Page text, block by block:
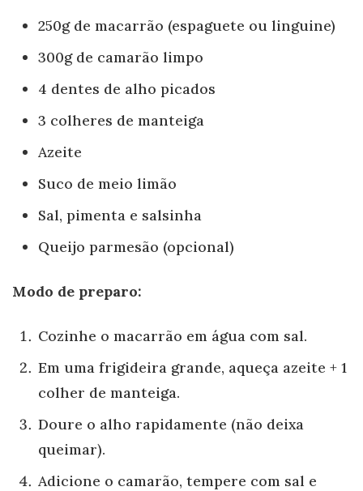
250g de macarrão (espaguete ou linguine)
300g de camarão limpo
4 dentes de alho picados
3 colheres de manteiga
Azeite
Suco de meio limão
Sal, pimenta e salsinha
Queijo parmesão (opcional)
Modo de preparo:
Cozinhe o macarrão em água com sal.
Em uma frigideira grande, aqueça azeite + 1
colher de manteiga.
Doure o alho rapidamente (não deixa
queimar).
Adicione o camarão, tempere com sal e